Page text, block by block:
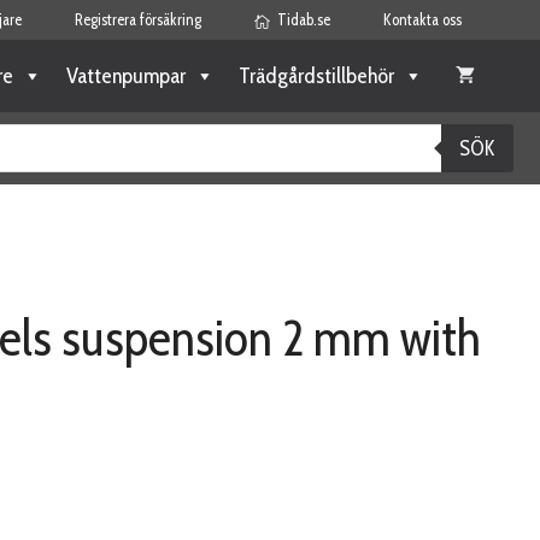
Registrera försäkring Tidab.se Kontakta oss
Vattenpumpar Trädgårdstillbehör
SÖK
suspension 2 mm with